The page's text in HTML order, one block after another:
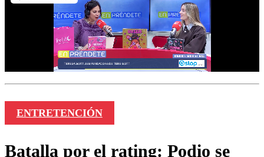
ENTRETENCIÓN
Batalla por el rating: Podio se